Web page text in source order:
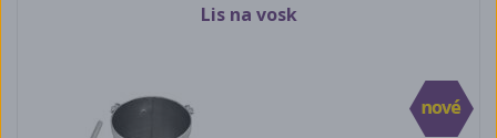
Lis na vosk